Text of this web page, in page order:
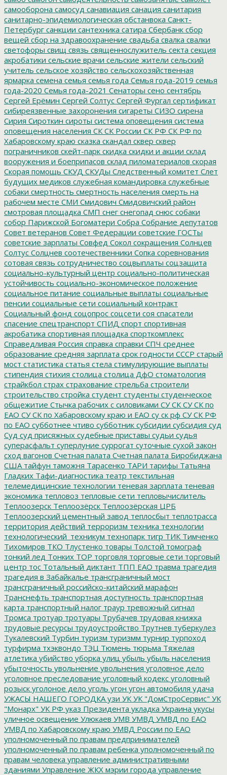
самооборона самосуд санавиация санация санитария
санитарно-эпидемиологическая обстанвока Санкт-
Петербург санкции сантехника сатира Сбербанк сбор
вещей сбор на здравоохранение свадьба свалка свалки
светофоры свищ связь священнослужитель секта секция
акробатики сельские врачи сельские жители сельский
учитель сельское хозяйство сельскохозяйственная
ярмарка семена семья семья года Семья года-2019 семья
года-2020 Семья года-2021 Сенаторы сено сентябрь
Сергей Ерёмин Сергей Солтус Сергей Фургал сертификат
сибиреязвенные захоронения сигареты СИЗО сирена
Сирия Сироткин сироты система оповещения система
оповещения населения СК СК России СК РФ СК РФ по
Хабаровскому краю сказка скандал сквер сквер
пограничников скейт-парк скидка скидки и акции склад
вооружения и боеприпасов склад пиломатериалов скорая
Скорая помощь СКУД СКУДы Следственный комитет Слет
будущих медиков служебная командировка служебные
собаки смертность смертность населения смерть на
рабочем месте СМИ Смидович Смидовичский район
смотровая площадка СМП снег снегопад снюс собаки
собор Парижской Богоматери Собра Собрание депутатов
Совет ветеранов Совет Федерации советские ГОСТы
советские зарплаты Совфед Сокол сокращения Солнцев
Солтус Солцнев соотечественники Сопка соревнования
сотовая связь сотрудничество соцвыплаты соцзащита
социально-культурный центр социально-политическая
устойчивость социально-экономическое положение
социальное питание социальные выплаты социальные
пенсии социальные сети социальный контракт
Социальный фонд соцопрос соцсети соя спасатели
спасение спецтранспорт СПИД спорт спортивная
акробатика спортивная площадка спорткомплекс
Справедливая Россия справка справки СПЧ среднее
образование средняя зарплата срок годности СССР старый
мост статистика статья стела стимулирующие выплаты
стипендия стихия столица столица ДфО стоматология
страйкбол страх страхование стрельба строители
строительство стройка студент студенты студенческое
общежитие Стычка рабочих с силовиками СУ СК СУ СК по
ЕАО СУ СК по Хабаровскому краю и ЕАО су ск рф СУ СК РФ
по ЕАО субботнее чтиво субботник субсидии субсидия суд
Суд суд присяжных судебные приставы судьи судья
суперасфальт суперлуние суррогат суточные сухой закон
сход вагонов Счетная палата Счетная палата Биробиджана
США тайфун таможня Тарасенко ТАРИ тарифы Татьяна
Гладких Тафи-диагностика театр текстильная
телемедицинские технологии теневая зарплата теневая
экономика тепловоз тепловые сети тепловычислитель
Теплоозерск Теплоозёрск Теплоозёрская ЦРБ
Теплоозерский цементный завод теплосбыт теплотрасса
территория действий терроризм техника технологии
технологический_техникум технопарк тигр ТИК Тимченко
Тихомиров ТКО Тлустенко товары Толстой томограф
тонкий лед Тонких ТОР торговля торговые сети торговый
центр тос Тотальный диктант ТПП ЕАО травма трагедия
трагедия в Забайкалье трансграничный мост
трансграничный российско-китайский марафон
Транснефть транспортная доступность транспортная
карта транспортный налог траур тревожный сигнал
Тромса тротуар тротуары Трубачев трудовая книжка
трудовые ресурсы трудоустройство Трутнев туберкулез
Тукалевский Турбин туризм туризмм турнир турпоход
турфирма тхэквондо ТЭЦ Тюмень тюрьма Тяжелая
атлетика убийство уборка улиц убыль убыль населения
убыточность увольнение увольнения уголовное дело
уголовное преследование уголовный кодекс уголовный
розыск уголоное дело уголь угон угон автомобиля удача
УЖАСЫ НАШЕГО ГОРОДКА узи УК УК "ДомСтроСервис" УК
"Монарх" УК РФ указ Президента укладка Украина укусы
уличное освещение Улюкаев УМВ УМВД УМВД по ЕАО
УМВД по Хабаровскому краю УМВД России по ЕАО
уполномоченный по правам предпринимателей
уполномоченный по правам ребенка уполномоченный по
правам человека управление административными
зданиями Управление ЖКХ мэрии города управление